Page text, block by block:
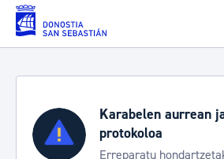
Eduki nagusira joan
Karabelen aurrean
protokoloa
Erreparatu